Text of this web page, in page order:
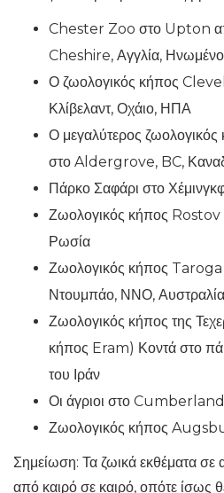
Chester Zoo στο Upton
Cheshire, Αγγλία, Ηνωμένο
Ο ζωολογικός κήπος
Κλίβελαντ, Οχάιο, ΗΠΑ
Ο μεγαλύτερος
στο Aldergrove, BC,
Πάρκο Σαφάρι στο
Ζωολογικός κήπος Rostov
Ρωσία
Ζωολογικός κήπος
Ντουμπάο, ΝΝΟ, Αυστραλία
Ζωολογικός κήπος της
κήπος Eram) Κοντά στο
του Ιράν
Οι άγριοι στο
Ζωολογικός κήπος
Σημείωση: Τα ζωικά εκθέματα σε
από καιρό σε καιρό, οπότε ίσως